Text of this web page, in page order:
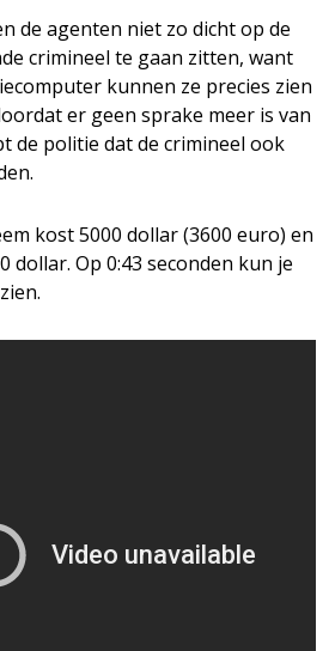
de agenten niet zo dicht op de
crimineel te gaan zitten, want
kunnen ze precies zien
er geen sprake meer is van
de politie dat de crimineel ook
kost 5000 dollar (3600 euro) en
dollar. Op 0:43 seconden kun je